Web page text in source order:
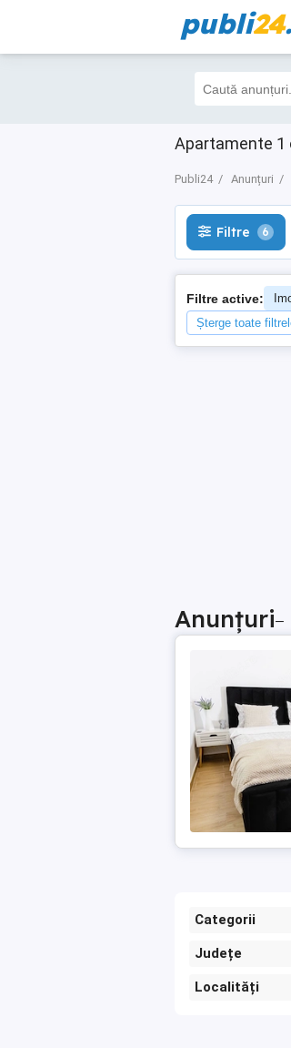
publi24
Apartamente 1
Publi24 Anunțuri
Filtre 6
Filtre 6
Filtre active:
Șterge toate
Anunțuri–
Categorii
Județe
Localități